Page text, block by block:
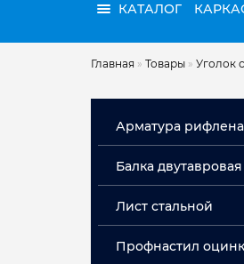
КАТАЛОГ
Главная » Товары » Уголок
Арматура
Арматура мерная А3
Балка двутавровая
Лист стальной
Профнастил